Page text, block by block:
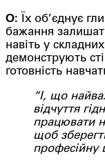
О: Їх об’єднує
бажання
навіть у
демонструють
готовність
“І, що
відчуття
працювати
щоб
професійну